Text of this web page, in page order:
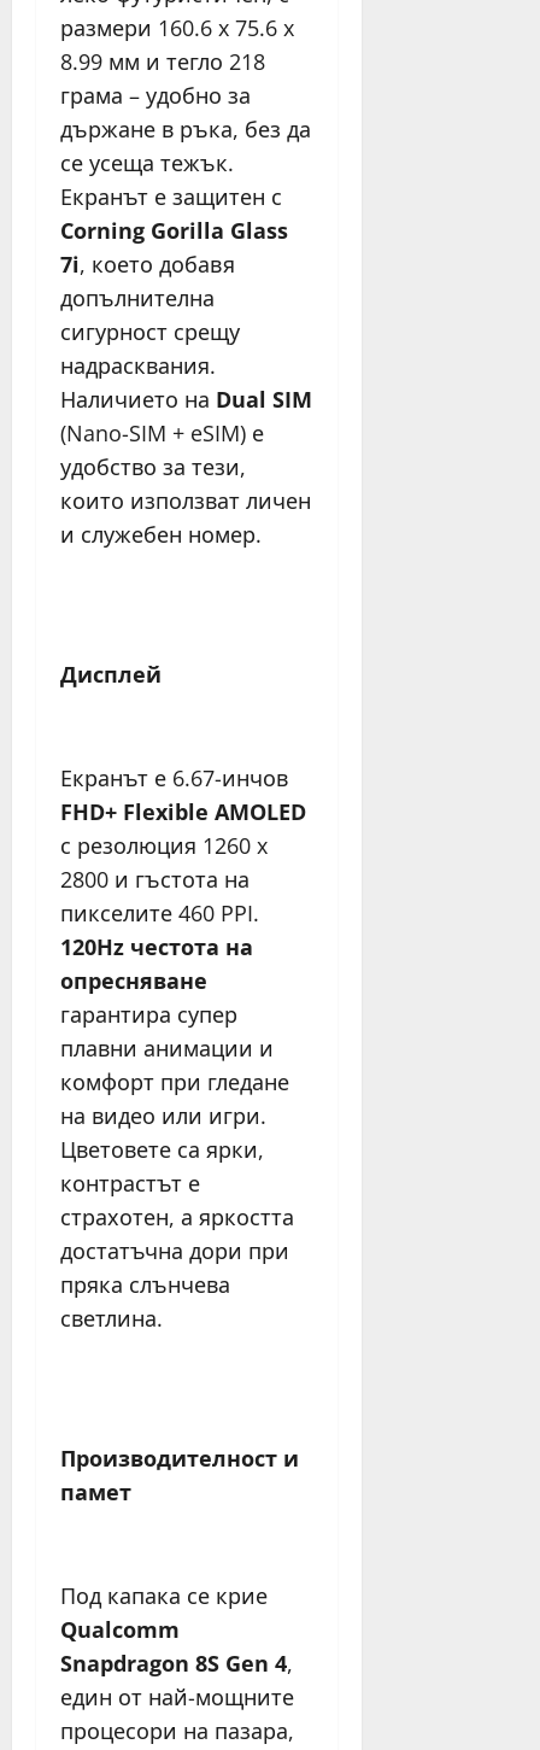
размери 160.6 x 75.6 x
8.99 мм и тегло 218
грама – удобно за
държане в ръка, без да
се усеща тежък.
Екранът е защитен с
Corning Gorilla Glass
7i, което добавя
допълнителна
сигурност срещу
надрасквания.
Наличието на Dual SIM
(Nano-SIM + eSIM) е
удобство за тези,
които използват личен
и служебен номер.
Дисплей
Екранът е 6.67-инчов
FHD+ Flexible AMOLED
с резолюция 1260 x
2800 и гъстота на
пикселите 460 PPI.
120Hz честота на
опресняване
гарантира супер
плавни анимации и
комфорт при гледане
на видео или игри.
Цветовете са ярки,
контрастът е
страхотен, а яркостта
достатъчна дори при
пряка слънчева
светлина.
Производителност и
памет
Под капака се крие
Qualcomm
Snapdragon 8S Gen 4,
един от най-мощните
процесори на пазара,